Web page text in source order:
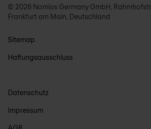
© 2026 Nomios Germany GmbH,
Frankfurt am Main, Deutschland
Sitemap
Haftungsausschluss
Datenschutz
Impressum